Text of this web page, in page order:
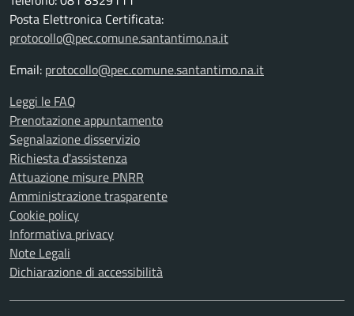
Posta Elettronica Certificata:
protocollo@pec.comune.santantimo.na.it
Email: protocollo@pec.comune.santantimo.na.it
Leggi le FAQ
Prenotazione appuntamento
Segnalazione disservizio
Richiesta d'assistenza
Attuazione misure PNRR
Amministrazione trasparente
Cookie policy
Informativa privacy
Note Legali
Dichiarazione di accessibilità